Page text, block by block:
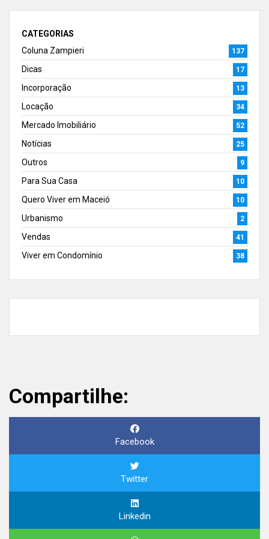
CATEGORIAS
Coluna Zampieri
137
Dicas 17
Incorporação 13
Locação 34
Mercado Imobiliário 52
Notícias 25
Outros 9
Para Sua Casa 10
Quero Viver em Maceió 10
Urbanismo 2
Vendas 41
Viver em Condomínio 38
Compartilhe:
Facebook
Twitter
Linkedin